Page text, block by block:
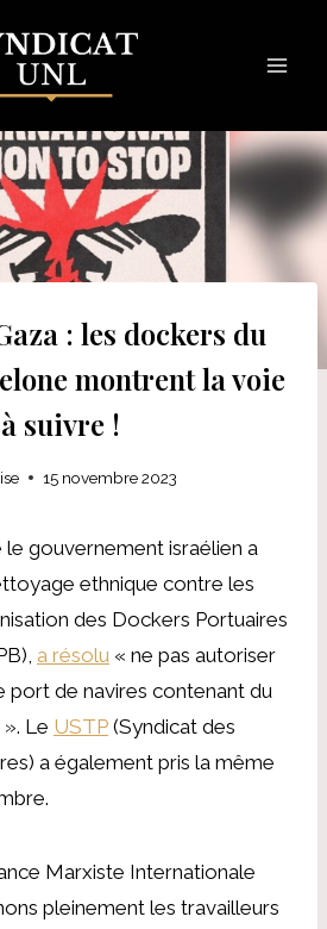
: les dockers du
montrent la voie
à suivre !
15 novembre 2023
le gouvernement israélien a
ethnique contre les
des Dockers Portuaires
a résolu « ne pas autoriser
port de navires contenant du
Le USTP (Syndicat des
a également pris la même
Marxiste Internationale
pleinement les travailleurs